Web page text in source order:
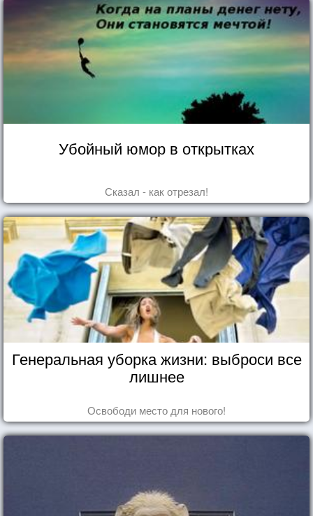
Убойный юмор в открытках
Сказал - как отрезал!
Генеральная уборка жизни: выброси все
лишнее
Освободи место для нового!